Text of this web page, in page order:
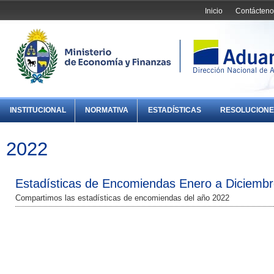
Inicio
INSTITUCIONAL NORMATIVA ESTADÍSTICAS
2022
Estadísticas de Encomiendas Enero a
Compartimos las estadísticas de encomiendas del año 2022